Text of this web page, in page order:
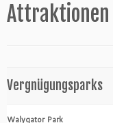
Attraktionen
Vergnügungsparks
Walygator Park